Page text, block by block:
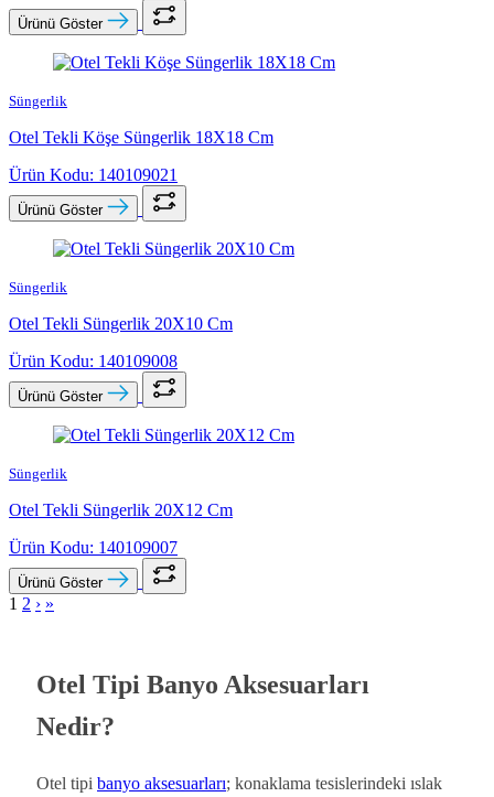
Ürünü Göster
Süngerlik
Otel Tekli Köşe Süngerlik 18X18 Cm
Ürün Kodu: 140109021
Ürünü Göster
Süngerlik
Otel Tekli Süngerlik 20X10 Cm
Ürün Kodu: 140109008
Ürünü Göster
Süngerlik
Otel Tekli Süngerlik 20X12 Cm
Ürün Kodu: 140109007
Ürünü Göster
1 2 › »
Otel Tipi Banyo Aksesuarları
Nedir?
Otel tipi banyo aksesuarları; konaklama tesislerindeki ıslak